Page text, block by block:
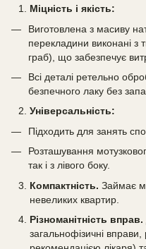
Міцність і якість:
Виготовлена з масиву
перекладини виконані з
граб), що забезпечує
Всі деталі ретельно
безпечного лаку без
Універсальність:
Підходить для занять
Розташування
так і з лівого боку.
Компактність. Займає
невеликих квартир.
Різноманітність вправ.
загальнофізичні вправи,